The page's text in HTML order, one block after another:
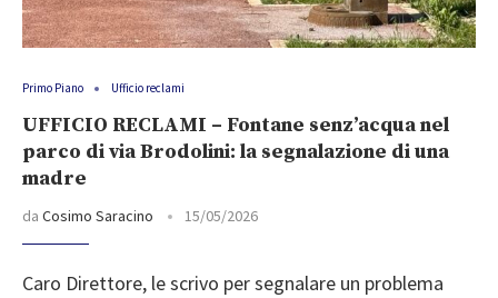
Primo Piano Ufficio reclami
UFFICIO RECLAMI – Fontane senz’acqua nel
parco di via Brodolini: la segnalazione di una
madre
da Cosimo Saracino 15/05/2026
Caro Direttore, le scrivo per segnalare un problema